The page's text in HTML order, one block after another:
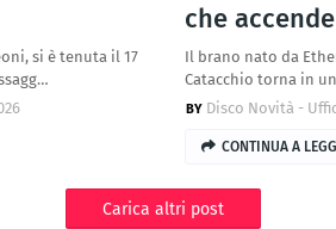
si è tenuta il 17
che
Il brano nato da
Catacchio torna in
Disco Novità -
CONTINUA A
Carica altri post